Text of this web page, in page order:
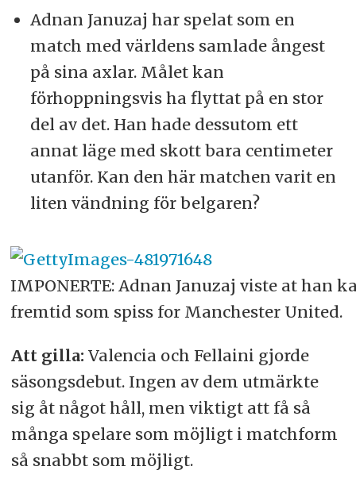
Adnan Januzaj har spelat som en
match med världens samlade ångest
på sina axlar. Målet kan
förhoppningsvis ha flyttat på en stor
del av det. Han hade dessutom ett
annat läge med skott bara centimeter
utanför. Kan den här matchen varit en
liten vändning för belgaren?
IMPONERTE: Adnan Januzaj viste at han
fremtid som spiss for Manchester United.
Att gilla: Valencia och Fellaini gjorde
säsongsdebut. Ingen av dem utmärkte
sig åt något håll, men viktigt att få så
många spelare som möjligt i matchform
så snabbt som möjligt.